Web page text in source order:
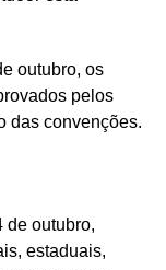
outubro, os
pelos
das convenções.
de outubro,
estaduais,